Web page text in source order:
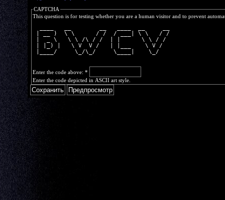
CAPTCHA
This question is for testing whether you are a human visitor and to prevent
| __ )  \ \      / /  / ___| \ \   / /
|  _ \   \ \ /\ / /  | |      \ \ / /
| |_) |   \ V  V /   | |___    \ V /
|____/     \_/\_/     \____|    \_/
Enter the code above: *
Enter the code depicted in ASCII art style.